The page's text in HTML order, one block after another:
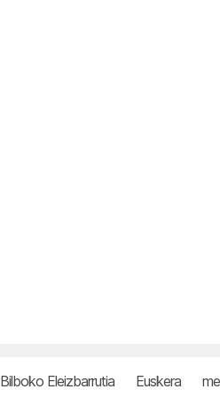
Bilboko Eleizbarrutia Euskera